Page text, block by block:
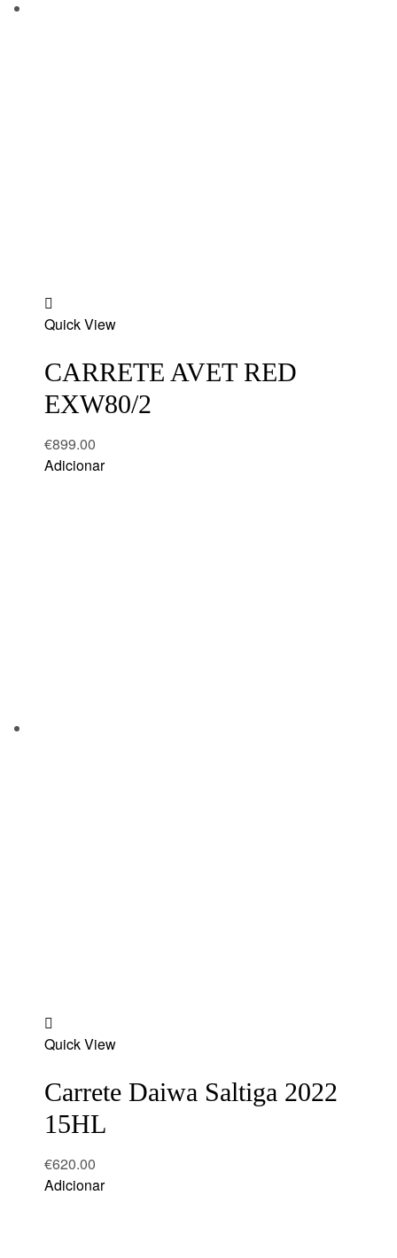
to
Quick View
CARRETE AVET RED
EXW80/2
€899.00
Adicionar
to
Quick View
Carrete Daiwa Saltiga 2022
15HL
€620.00
Adicionar